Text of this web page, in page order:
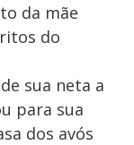
da mãe
do
sua neta a
para sua
dos avós